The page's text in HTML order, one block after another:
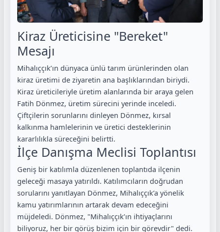
Kiraz Üreticisine "Bereket"
Mesajı
Mihalıççık’ın dünyaca ünlü tarım ürünlerinden olan
kiraz üretimi de ziyaretin ana başlıklarından biriydi.
Kiraz üreticileriyle üretim alanlarında bir araya gelen
Fatih Dönmez, üretim sürecini yerinde inceledi.
Çiftçilerin sorunlarını dinleyen Dönmez, kırsal
kalkınma hamlelerinin ve üretici desteklerinin
kararlılıkla süreceğini belirtti.
İlçe Danışma Meclisi Toplantısı
Geniş bir katılımla düzenlenen toplantıda ilçenin
geleceği masaya yatırıldı. Katılımcıların doğrudan
sorularını yanıtlayan Dönmez, Mihalıççık’a yönelik
kamu yatırımlarının artarak devam edeceğini
müjdeledi. Dönmez, "Mihalıççık’ın ihtiyaçlarını
biliyoruz, her bir görüş bizim için bir görevdir" dedi.